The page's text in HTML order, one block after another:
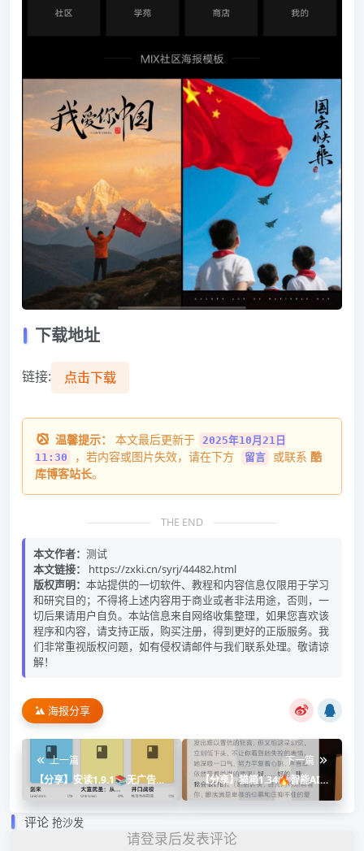
下载地址
链接: 点击下载
温馨提示： 本文最后更新于 2025年10月21日
11:30
，若内容或图片失效，请在下方 留言 或联系 酷
库博客站长。
THE END
本文作者： 测试
本文链接：
https://zxki.cn/syrj/44482.html
版权声明： 本站提供的一切软件、教程和内容信息仅限用于学习
和研究目的；不得将上述内容用于商业或者非法用途，否则，一
切后果请用户自负。本站信息来自网络收集整理，如果您喜欢该
程序和内容，请支持正版，购买注册，得到更好的正版服务。我
们非常重视版权问题，如有侵权请邮件与我们联系处理。敬请谅
解！
海报分享
上一篇
【分享】安读1.9.1📚无广告纯
净阅读🔥内置朗读引擎⭕可同
下一篇
【分享】猫箱1.34🔥智能AI女
友男友｜解除限制｜啥都能聊
评论 抢沙发
请登录后发表评论